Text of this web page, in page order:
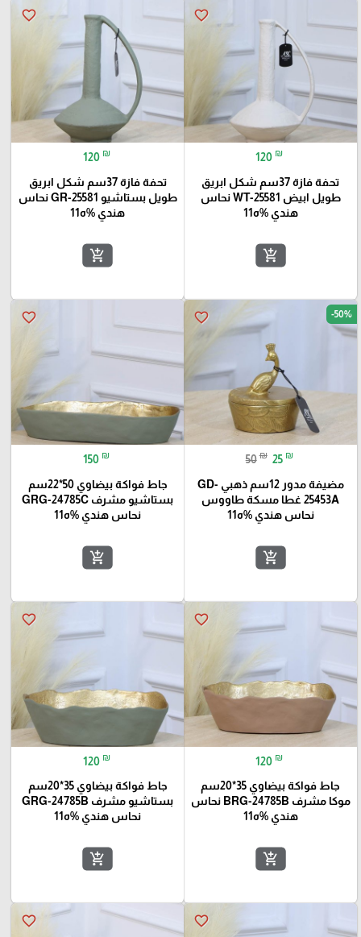
favorite_border
120 ₪
تحفة فازة 37سم شكل ابريق
طويل ابيض WT-25581 نحاس
هندي %ه11
add_shopping_cart
favorite_border
120 ₪
تحفة فازة 37سم شكل ابريق
طويل بستاشيو GR-25581 نحاس
هندي %ه11
add_shopping_cart
favorite_border -50%
50 ₪ 25 ₪
مضيفة مدور 12سم ذهبي GD-
25453A غطا مسكة طاووس
نحاس هندي %ه11
add_shopping_cart
favorite_border
150 ₪
جاط فواكة بيضاوي 50*22سم
بستاشيو مشرف GRG-24785C
نحاس هندي %ه11
add_shopping_cart
favorite_border
120 ₪
جاط فواكة بيضاوي 35*20سم
موكا مشرف BRG-24785B نحاس
هندي %ه11
add_shopping_cart
favorite_border
120 ₪
جاط فواكة بيضاوي 35*20سم
بستاشيو مشرف GRG-24785B
نحاس هندي %ه11
add_shopping_cart
favorite_border
favorite_border